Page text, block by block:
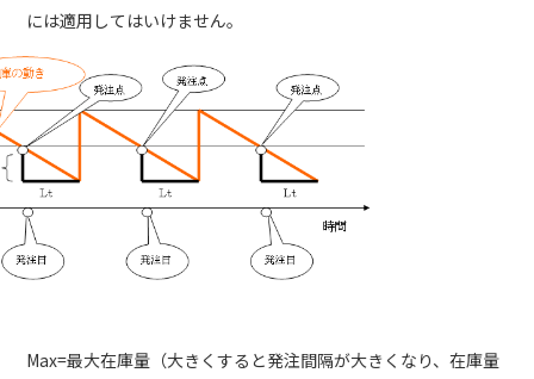
には適用してはいけません。
Max=最大在庫量（大きくすると発注間隔が大きくなり、在庫量